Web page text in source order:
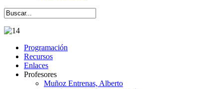
Programación
Recursos
Enlaces
Profesores
Muñoz Entrenas, Alberto